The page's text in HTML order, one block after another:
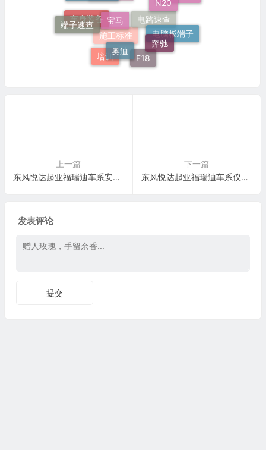
维修标准
电路速查
施工标准
车身装备
电脑板端子
F18
培训
端子速查
奔驰
奥迪
宝马
上一篇
东风悦达起亚福瑞迪车系安全气囊系统(1.6L DOHC)电脑板24+32针端子
下一篇
东风悦达起亚福瑞迪车系仪表盘电脑板 36+20 针端子
发表评论